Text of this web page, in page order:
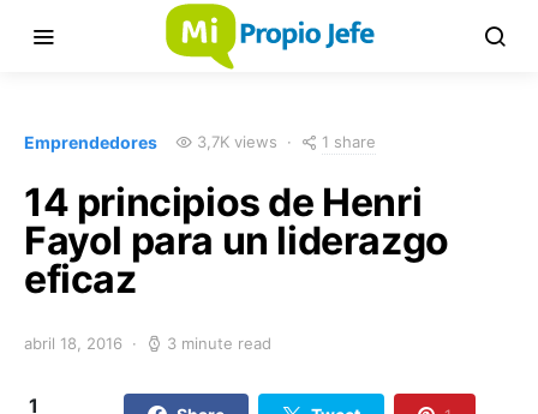
Emprendedores 3,7K views 1 share
14 principios de Henri
Fayol para un liderazgo
eficaz
abril 18, 2016 3 minute read
1